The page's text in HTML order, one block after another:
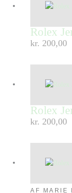
Rolex
kr. 200,00
Rolex
kr. 200,00
AF MARIE